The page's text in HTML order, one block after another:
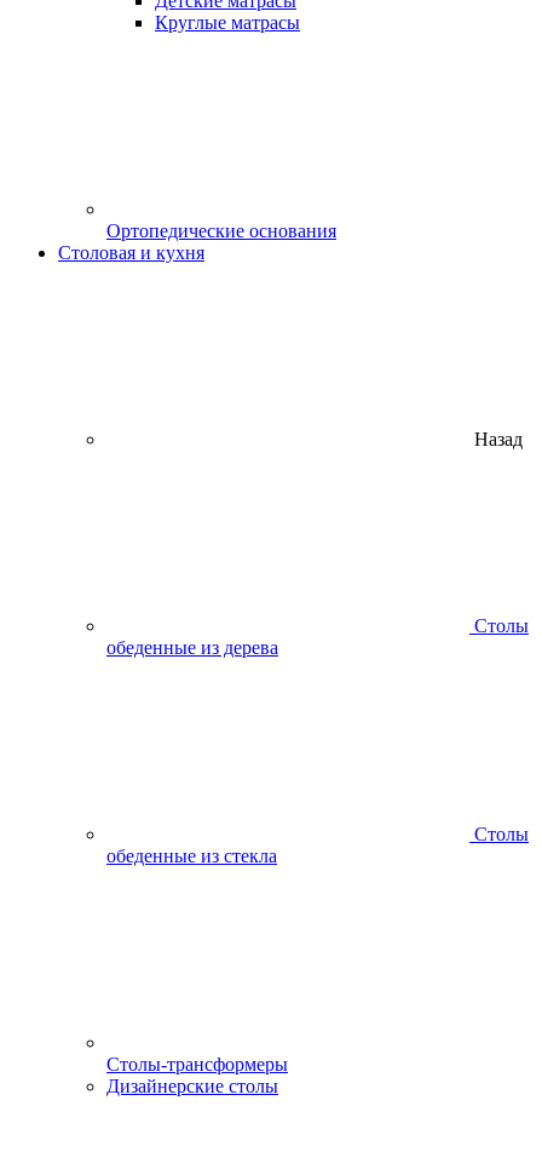
Круглые матрасы
Ортопедические основания
Столовая и кухня
Назад
Столы
обеденные из дерева
Столы
обеденные из стекла
Столы-трансформеры
Дизайнерские столы